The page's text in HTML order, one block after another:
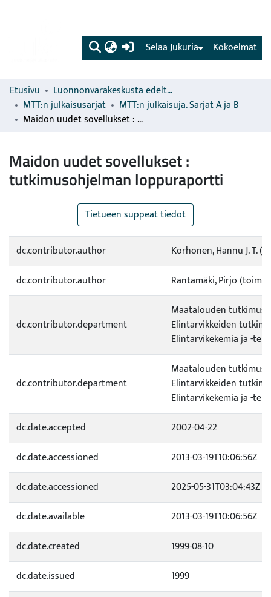
(current) Kokoelmat
Selaa Jukuria
Etusivu
Luonnonvarakeskusta edeltävien organisaatioiden sarjat
MTT:n julkaisusarjat
MTT:n julkaisuja. Sarjat A ja B
Maidon uudet sovellukset : tutkimusohjelman loppuraportti
Maidon uudet sovellukset :
tutkimusohjelman loppuraportti
Tietueen suppeat tiedot
dc.contributor.author
Korhonen, Hannu J. T.
dc.contributor.author
Rantamäki, Pirjo (toim.)
dc.contributor.department
Maatalouden
Elintarvikkeiden
Elintarvikekemia ja -
dc.contributor.department
Maatalouden
Elintarvikkeiden
Elintarvikekemia ja -
dc.date.accepted
2002-04-22
dc.date.accessioned
2013-03-19T10:06:56Z
dc.date.accessioned
2025-05-31T03:04:43Z
dc.date.available
2013-03-19T10:06:56Z
dc.date.created
1999-08-10
dc.date.issued
1999